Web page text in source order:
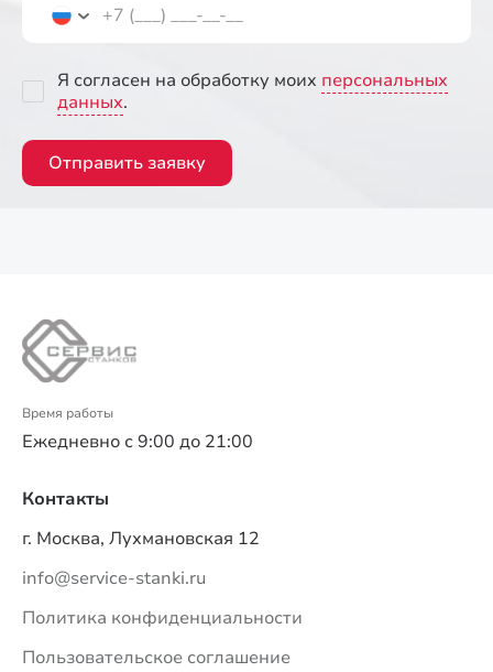
Я согласен на обработку моих персональных
данных.
Отправить заявку
Время работы
Ежедневно с 9:00 до 21:00
Контакты
г. Москва, Лухмановская 12
info@service-stanki.ru
Политика конфиденциальности
Пользовательское соглашение